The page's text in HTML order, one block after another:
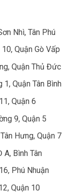
Nhì, Tân Phú
Quận Gò Vấp
Quận Thủ Đức
Quận Tân Bình
Quận 6
9, Quận 5
Hưng, Quận 7
Bình Tân
Phú Nhuận
Quận 10